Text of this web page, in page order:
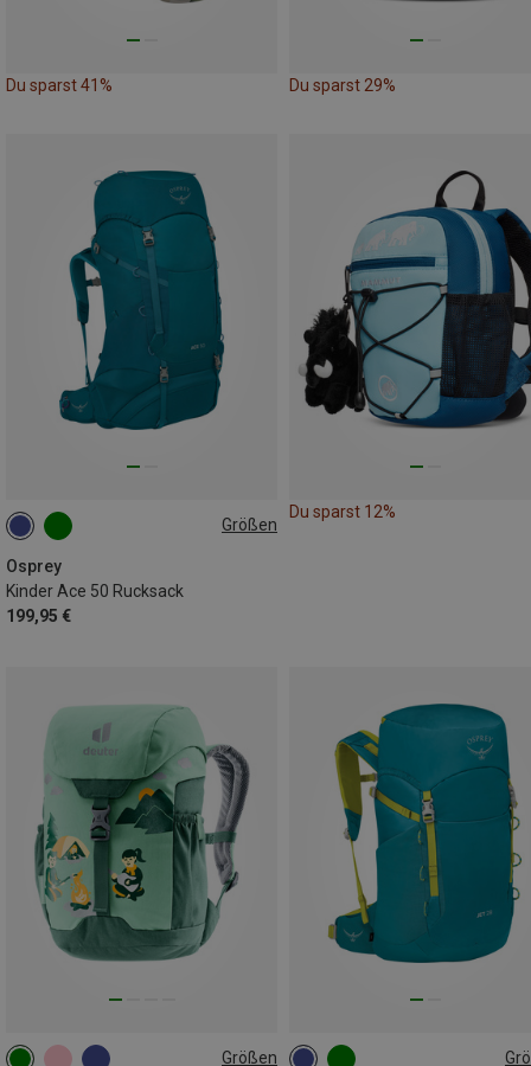
Du sparst 41% Du sparst 29%
Größen
Osprey
Kinder Ace 50 Rucksack
199,95 €
50L
Du sparst 12%
Größen